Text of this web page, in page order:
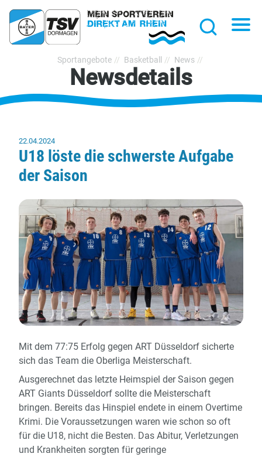
TSV
Bayer
Dormagen
1920
Sportangebote Basketball News
Newsdetails
22.04.2024
U18 löste die schwerste Aufgabe
der Saison
Mit dem 77:75 Erfolg gegen ART Düsseldorf sicherte
sich das Team die Oberliga Meisterschaft.
Ausgerechnet das letzte Heimspiel der Saison gegen
ART Giants Düsseldorf sollte die Meisterschaft
bringen. Bereits das Hinspiel endete in einem Overtime
Krimi. Die Voraussetzungen waren wie schon so oft
für die U18, nicht die Besten. Das Abitur, Verletzungen
und Krankheiten sorgten für geringe